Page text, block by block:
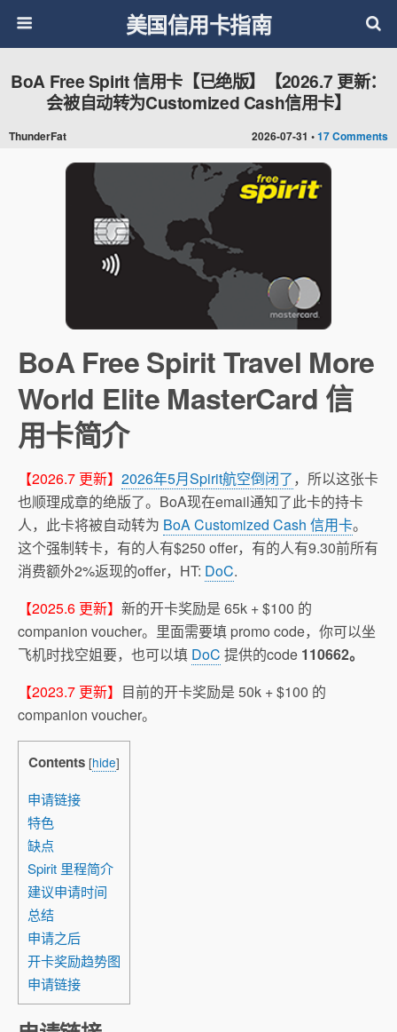
美国信用卡指南
2026-07-31 •17 Comments
BoA Free Spirit 信用卡【已绝版】【2026.7 更新：
会被自动转为Customized Cash信用卡】
ThunderFat
BoA Free Spirit Travel More
World Elite MasterCard 信
用卡简介
【2026.7 更新】 2026年5月Spirit航空倒闭了，所以这张卡
也顺理成章的绝版了。BoA现在email通知了此卡的持卡
人，此卡将被自动转为 BoA Customized Cash 信用卡。
这个强制转卡，有的人有$250 offer，有的人有9.30前所有
消费额外2%返现的offer，HT: DoC.
【2025.6 更新】 新的开卡奖励是 65k + $100 的
companion voucher。里面需要填 promo code，你可以坐
飞机时找空姐要，也可以填 DoC 提供的code 110662。
【2023.7 更新】 目前的开卡奖励是 50k + $100 的
companion voucher。
Contents [hide]
申请链接
特色
缺点
Spirit 里程简介
建议申请时间
总结
申请之后
开卡奖励趋势图
申请链接